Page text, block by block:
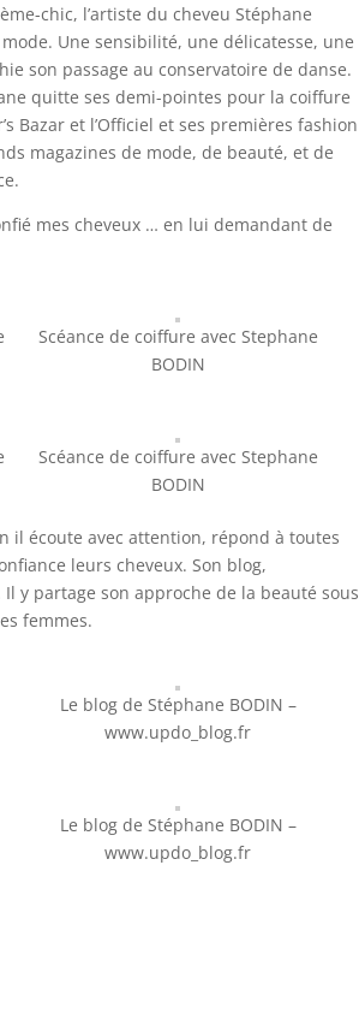
chic, l’artiste du cheveu Stéphane
Une sensibilité, une délicatesse, une
son passage au conservatoire de danse.
quitte ses demi-pointes pour la coiffure
Bazar et l’Officiel et ses premières fashion
magazines de mode, de beauté, et de
mes cheveux … en lui demandant de
Scéance de coiffure avec Stephane
BODIN
Scéance de coiffure avec Stephane
BODIN
il écoute avec attention, répond à toutes
leurs cheveux. Son blog,
y partage son approche de la beauté sous
femmes.
Le blog de Stéphane BODIN –
www.updo_blog.fr
Le blog de Stéphane BODIN –
www.updo_blog.fr